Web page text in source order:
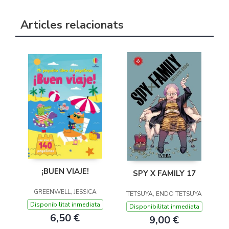
Articles relacionats
¡BUEN VIAJE!
GREENWELL, JESSICA
Disponibilitat inmediata
6,50 €
SPY X FAMILY 17
TETSUYA, ENDO TETSUYA
Disponibilitat inmediata
9,00 €